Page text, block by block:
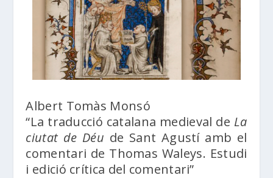
Albert Tomàs Monsó
“La traducció catalana medieval de La
ciutat de Déu de Sant Agustí amb el
comentari de Thomas Waleys. Estudi
i edició crítica del comentari”